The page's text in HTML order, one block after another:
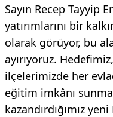
Sayın Recep Tayyip
yatırımlarını bir
olarak görüyor, bu
ayırıyoruz.
ilçelerimizde her
eğitim imkânı
kazandırdığımız